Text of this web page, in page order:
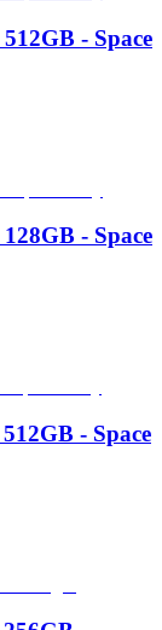
- Space
- Space
- Space